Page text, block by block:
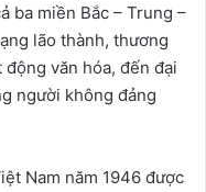
ba miền Bắc – Trung –
lão thành, thương
văn hóa, đến đại
người không đảng
Nam năm 1946 được